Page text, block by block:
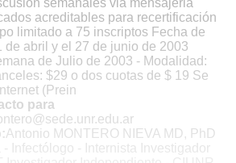
semanales via mensajeria
acreditables para recertificación
limitado a 75 inscriptos Fecha de
de abril y el 27 de junio de 2003
de Julio de 2003 - Modalidad:
$29 o dos cuotas de $ 19 Se
(Prein
para
Antonio MONTERO NIEVA MD, PhD
Infectólogo - Internista Investigador